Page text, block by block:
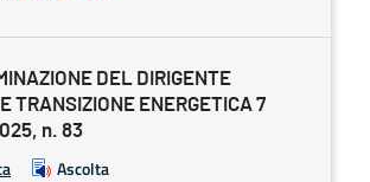
DEL DIRIGENTE
TRANSIZIONE ENERGETICA 7
n. 83
Ascolta